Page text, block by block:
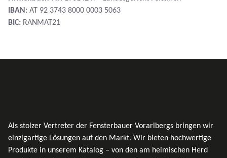
IBAN: AT 92 3743 8000 0003 5063
BIC: RANMAT21
Als stolzer Vertreter der Fensterbauer Vorarlbergs bringen wir
einzigartige Lösungen auf den Markt. Wir bieten hochwertige
Produkte in unserem Katalog – von den am heimischen Herd